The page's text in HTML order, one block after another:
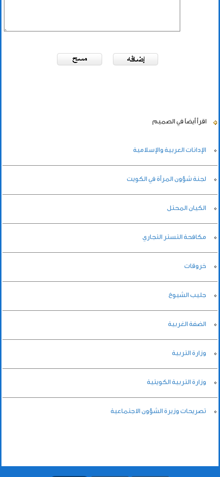
اقرأ أيضاً في الصميم
الإدانات العربية والإسلامية
لجنة شؤون المرأة في الكويت
الكيان المحتل
مكافحة التستر التجاري
خروقات
جليب الشيوخ
الضفة الغربية
وزارة التربية
وزارة التربية الكويتية
تصريحات وزيرة الشؤون الاجتماعية